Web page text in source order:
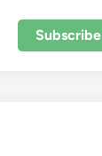
Subscribe